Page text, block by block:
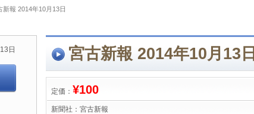
新報 2014年10月13日
宮古新報 2014年10月13日
定価： ¥100
新聞社： 宮古新報